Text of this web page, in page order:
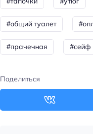
Способ оплаты:
Способ оплаты:
Способ оплаты:
Способ оплаты:
Цена номера (ночь):
Доступность
#общий туалет
#прачечная #сейф
Поделиться